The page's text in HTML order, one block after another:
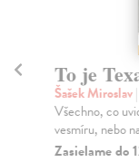
To je
Šašek Miroslav
Všechno, co
vesmíru, nebo
Zasielame do